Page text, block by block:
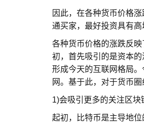
因此，在各种货币价格
通买家，最好投资具有高
各种货币价格的涨跌反
初，首先吸引的是资本
形成今天的互联网格局
网。基于此，对于货币
1)会吸引更多的关注区块
起初，比特币是主导地